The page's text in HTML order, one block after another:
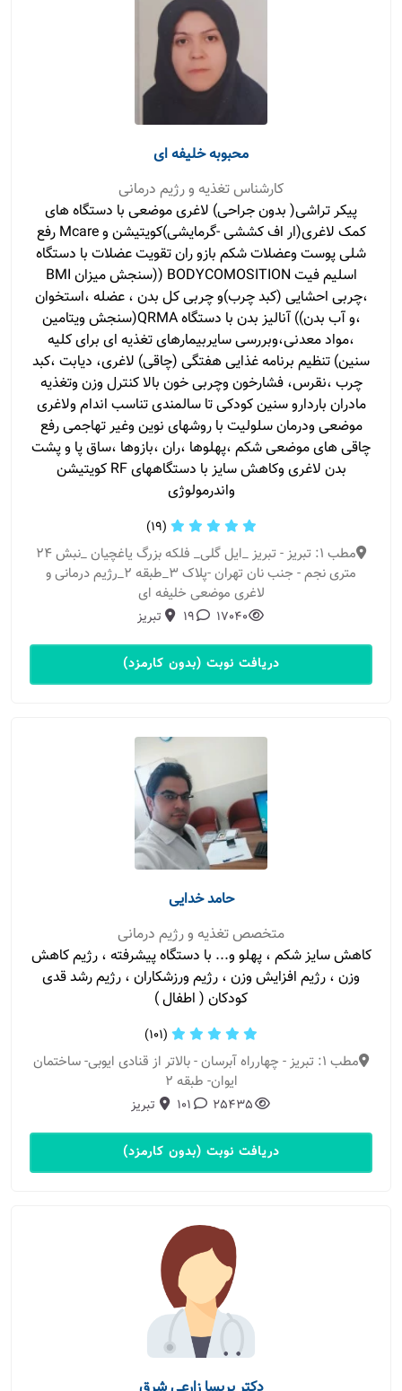
محبوبه خلیفه ای
کارشناس تغذیه و رژیم درمانی
پیکر تراشی( بدون جراحی) لاغری موضعی با دستگاه های
کمک لاغری(ار اف کششی -گرمایشی)کویتیشن و Mcare رفع
شلی پوست وعضلات شکم بازو ران تقویت عضلات با دستگاه
اسلیم فیت BODYCOMOSITION ((سنجش میزان BMI
،چربی احشایی (کبد چرب)و چربی کل بدن ، عضله ،استخوان
،و آب بدن)) آنالیز بدن با دستگاه QRMA(سنجش ویتامین
،مواد معدنی،وبررسی سایربیمارهای تغذیه ای برای کلیه
سنین) تنظیم برنامه غذایی هفتگی (چاقی) لاغری، دیابت ،کبد
چرب ،نقرس، فشارخون وچربی خون بالا کنترل وزن وتغذیه
مادران باردارو سنین کودکی تا سالمندی تناسب اندام ولاغری
موضعی ودرمان سلولیت با روشهای نوین وغیر تهاجمی رفع
چاقی های موضعی شکم ،پهلوها ،ران ،بازوها ،ساق پا و پشت
بدن لاغری وکاهش سایز با دستگاههای RF کویتیشن
واندرمولوژی
(19)
مطب 1: تبریز - تبریز _ایل گلی_ فلکه بزرگ یاغچیان _نبش ۲۴
متری نجم - جنب نان تهران -پلاک ۳_طبقه ۲_رژیم درمانی و
لاغری موضعی خلیفه ای
17040
19 تبریز
دریافت نوبت (بدون کارمزد)
حامد خدایی
متخصص تغذیه و رژیم درمانی
کاهش سایز شکم ، پهلو و... با دستگاه پیشرفته ، رژیم کاهش
وزن ، رژیم افزایش وزن ، رژیم ورزشکاران ، رژیم رشد قدی
کودکان ( اطفال )
(101)
مطب 1: تبریز - چهارراه آبرسان - بالاتر از قنادی ایوبی- ساختمان
ایوان- طبقه 2
25435
101 تبریز
دریافت نوبت (بدون کارمزد)